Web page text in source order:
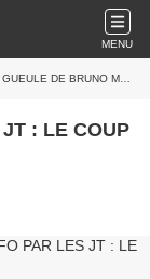
MENU
DE BRUNO MASURE
: LE COUP